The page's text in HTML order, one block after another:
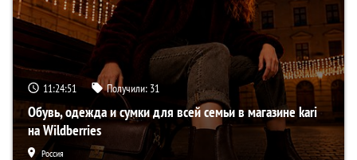
11:24:50 Получили: 31
Обувь, одежда и сумки для всей семьи в магазине kari
на Wildberries
Россия